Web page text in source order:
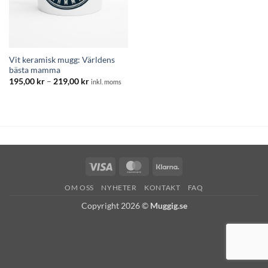
Vit keramisk mugg: Världens
bästa mamma
195,00 kr – 219,00 krPrisintervall:
inkl. moms
Visa MasterCard
OM OSS NYHETER KONTAKT FAQ
Copyright 2026 © Muggig.se